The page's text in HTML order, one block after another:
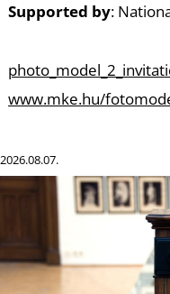
Supported by:
www.mke.hu/
2026.08.07.